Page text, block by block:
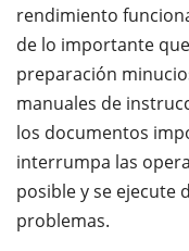
rendimiento
de lo importante
preparación
manuales de
los documentos
interrumpa las
posible y se ejecute
problemas.